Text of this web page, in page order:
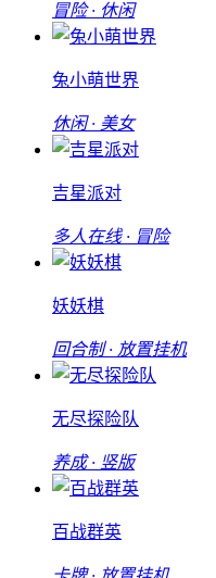
冒险 · 休闲
兔小萌世界
休闲 · 美女
吉星派对
多人在线 · 冒险
妖妖棋
回合制 · 放置挂机
无尽探险队
养成 · 竖版
百战群英